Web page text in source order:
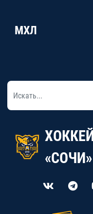
МХЛ
«СОЧИ»